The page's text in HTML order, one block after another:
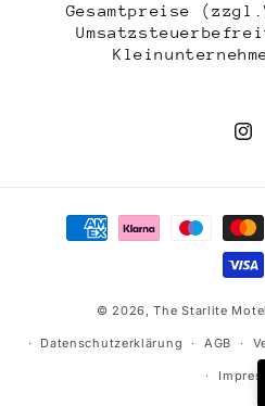
Gesamtpreise
Zahlungsmethoden
© 2026,The Starlite Motel
Datenschutzerklärung AGB